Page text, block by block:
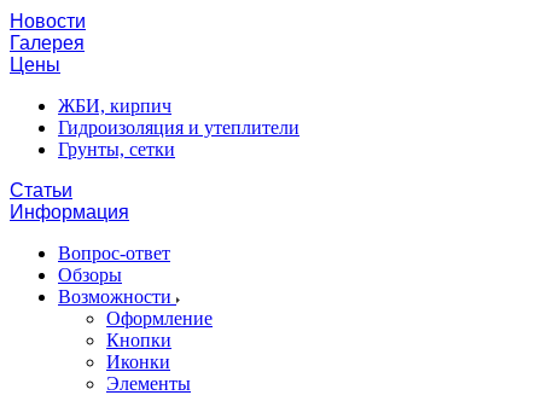
Новости
Галерея
Цены
ЖБИ, кирпич
Гидроизоляция и утеплители
Грунты, сетки
Статьи
Информация
Вопрос-ответ
Обзоры
Возможности
Оформление
Кнопки
Иконки
Элементы